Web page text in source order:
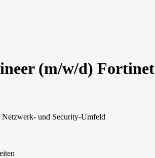
(m/w/d) Fortinet
und Security-Umfeld